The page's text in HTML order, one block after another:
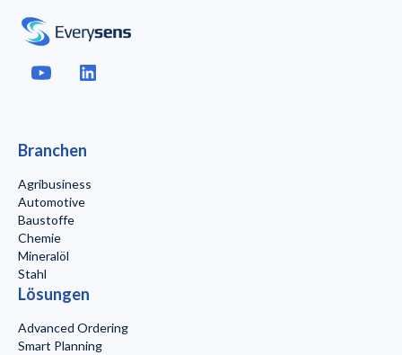
Branchen
Agribusiness
Automotive
Baustoffe
Chemie
Mineralöl
Stahl
Lösungen
Advanced Ordering
Smart Planning